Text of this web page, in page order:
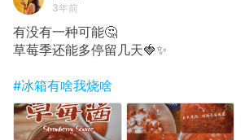
3年前
有没有一种可能🤔
草莓季还能多停留几天🍓✨
#冰箱有啥我烧啥